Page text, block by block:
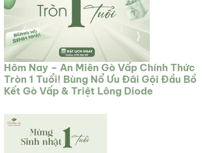
Hôm Nay – An Miên Gò Vấp Chính Thức
Tròn 1 Tuổi! Bùng Nổ Ưu Đãi Gội Đầu Bồ
Kết Gò Vấp & Triệt Lông Diode